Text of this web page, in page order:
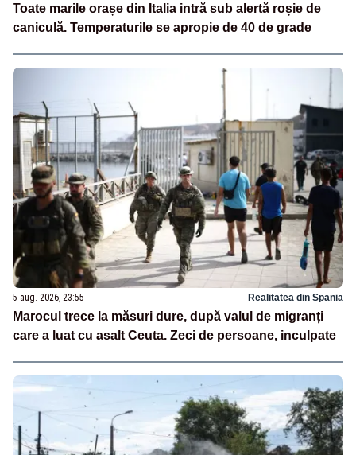
Toate marile orașe din Italia intră sub alertă roșie de
caniculă. Temperaturile se apropie de 40 de grade
5 aug. 2026, 23:55 Realitatea din Spania
Marocul trece la măsuri dure, după valul de migranți
care a luat cu asalt Ceuta. Zeci de persoane, inculpate